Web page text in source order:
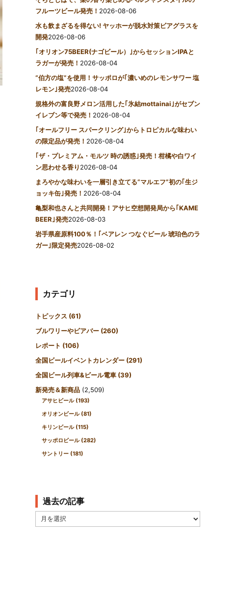
フルーツビール発売！ 2026-08-06
水も飲まざるを得ない! ヤッホーが脱水対策ビアグラスを
開発2026-08-06
｢オリオン75BEER(ナゴビール）｣からセッションIPAと
ラガーが発売！ 2026-08-04
“伯方の塩”を使用！サッポロが｢濃いめのレモンサワー 塩
レモン｣発売2026-08-04
規格外の富良野メロン活用した｢氷結mottainai｣がセブン
イレブン等で発売！ 2026-08-04
｢オールフリー スパークリング｣からトロピカルな味わい
の限定品が発売！ 2026-08-04
｢ザ・プレミアム・モルツ 時の誘惑｣発売！柑橘や白ワイ
ン思わせる香り2026-08-04
まろやかな味わいを一層引き立てる“マルエフ”初の｢生ジ
ョッキ缶｣発売！ 2026-08-04
亀梨和也さんと共同開発！アサヒ空想開発局から｢KAME
BEER｣発売2026-08-03
岩手県産原料100％！｢ベアレン つなぐビール 琥珀色のラ
ガー｣限定発売2026-08-02
カテゴリ
トピックス (61)
ブルワリーやビアバー (260)
レポート (106)
全国ビールイベントカレンダー (291)
全国ビール列車&ビール電車 (39)
新発売＆新商品 (2,509)
アサヒビール (193)
オリオンビール (81)
キリンビール (115)
サッポロビール (282)
サントリー (181)
過去の記事
去